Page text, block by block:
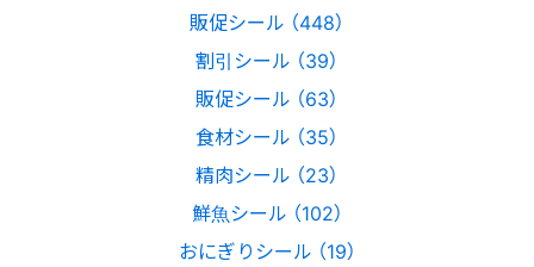
販促シール （448）
割引シール （39）
販促シール （63）
食材シール （35）
精肉シール （23）
鮮魚シール （102）
おにぎりシール （19）